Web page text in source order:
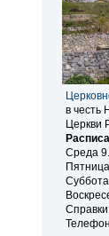
в честь
Церкви
Среда